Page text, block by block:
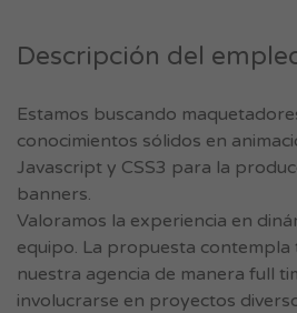
Descripción del
Estamos buscando
conocimientos sólidos en
Javascript y CSS3 para la
banners.
Valoramos la experiencia en
equipo. La propuesta
nuestra agencia de manera full
involucrarse en proyectos